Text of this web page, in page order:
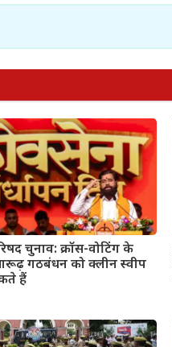
चुनाव: क्रॉस-वोटिंग के
गठबंधन को क्लीन स्वीप
हैं